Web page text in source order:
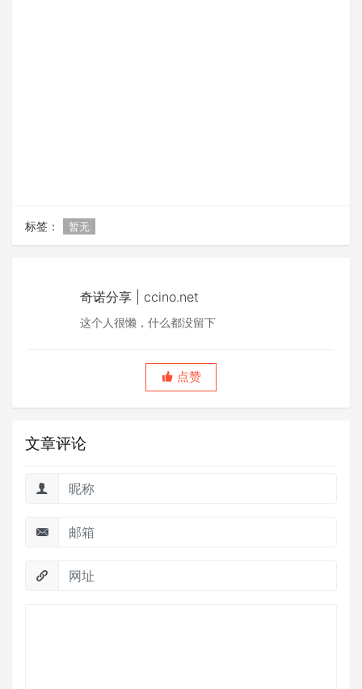
标签： 暂无
奇诺分享 | ccino.net
这个人很懒，什么都没留下
点赞
文章评论